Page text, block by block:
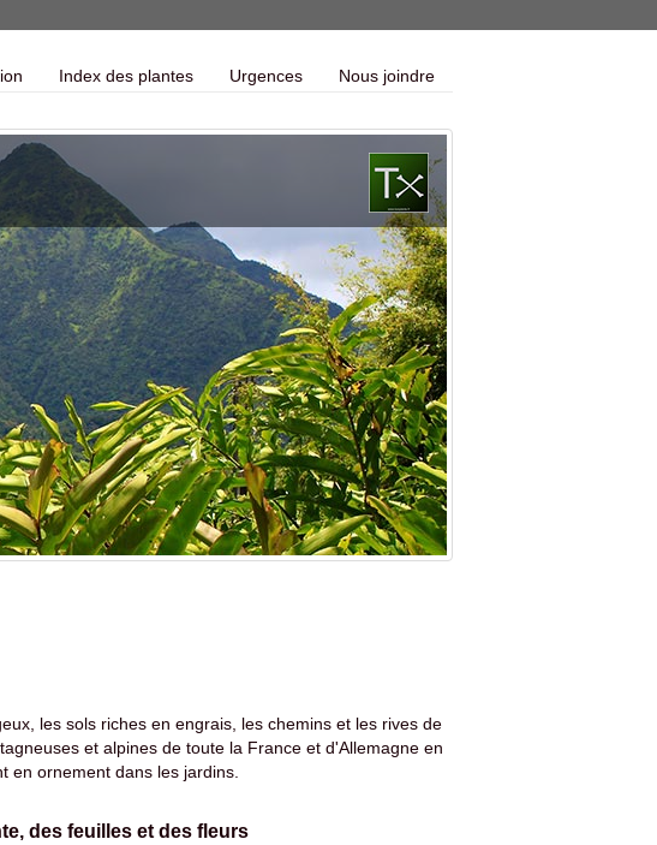
Index des plantes Urgences Nous joindre
les sols riches en engrais, les chemins et les rives de
et alpines de toute la France et d'Allemagne en
en ornement dans les jardins.
des feuilles et des fleurs